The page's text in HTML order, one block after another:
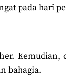
pada hari
Kemudian,
bahagia.